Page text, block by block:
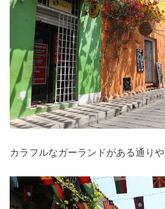
カラフルなガーランドがある通りや